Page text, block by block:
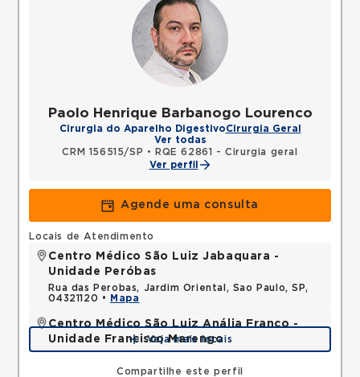
Paolo Henrique Barbanogo Lourenco
Cirurgia do Aparelho DigestivoCirurgia Geral
Ver todas
CRM 156515/SP •
RQE 62861 - Cirurgia geral
Ver perfil
Agende uma consulta
Compartilhe este perfil
Locais de Atendimento
Centro Médico São Luiz Jabaquara -
Unidade Peróbas
Rua das Perobas, Jardim Oriental, Sao Paulo, SP,
04321120 •
Mapa
Centro Médico São Luiz Anália Franco -
Unidade Francisco Marengo
Rua Francisco Marengo, Tatuape, Sao Paulo, SP,
Mapa
Veja mais locais